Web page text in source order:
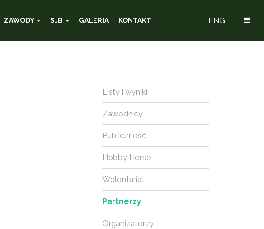
ENG
ZAWODY SJB GALERIA KONTAKT
Listy i wyniki
Zawodnicy
Publiczność
Hobby Horse
Wolontariat
Partnerzy
Organizatorzy